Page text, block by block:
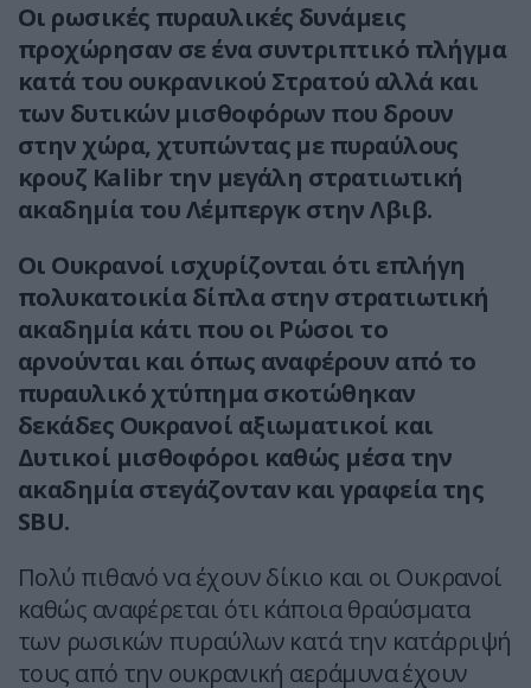
Οι ρωσικές πυραυλικές δυνάμεις
προχώρησαν σε ένα συντριπτικό πλήγμα
κατά του ουκρανικού Στρατού αλλά και
των δυτικών μισθοφόρων που δρουν
στην χώρα, χτυπώντας με πυραύλους
κρουζ Kalibr την μεγάλη στρατιωτική
ακαδημία του Λέμπεργκ στην Λβιβ.
Οι Ουκρανοί ισχυρίζονται ότι επλήγη
πολυκατοικία δίπλα στην στρατιωτική
ακαδημία κάτι που οι Ρώσοι το
αρνούνται και όπως αναφέρουν από το
πυραυλικό χτύπημα σκοτώθηκαν
δεκάδες Ουκρανοί αξιωματικοί και
Δυτικοί μισθοφόροι καθώς μέσα την
ακαδημία στεγάζονταν και γραφεία της
SBU.
Πολύ πιθανό να έχουν δίκιο και οι Ουκρανοί
καθώς αναφέρεται ότι κάποια θραύσματα
των ρωσικών πυραύλων κατά την κατάρριψή
τους από την ουκρανική αεράμυνα έχουν